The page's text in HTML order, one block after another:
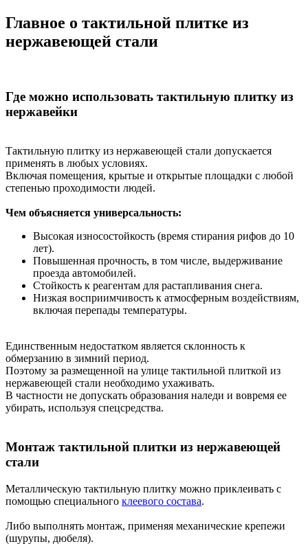
Главное о тактильной плитке из
нержавеющей стали
Где можно использовать тактильную плитку из
нержавейки
Тактильную плитку из нержавеющей стали допускается
применять в любых условиях.
Включая помещения, крытые и открытые площадки с любой
степенью проходимости людей.
Чем объясняется универсальность:
Высокая износостойкость (время стирания рифов до 10
лет).
Повышенная прочность, в том числе, выдерживание
проезда автомобилей.
Стойкость к реагентам для растапливания снега.
Низкая восприимчивость к атмосферным воздействиям,
включая перепады температуры.
Единственным недостатком является склонность к
обмерзанию в зимний период.
Поэтому за размещенной на улице тактильной плиткой из
нержавеющей стали необходимо ухаживать.
В частности не допускать образования наледи и вовремя ее
убирать, используя спецсредства.
Монтаж тактильной плитки из нержавеющей
стали
Металлическую тактильную плитку можно приклеивать с
помощью специального клеевого состава.
Либо выполнять монтаж, применяя механические крепежи
(шурупы, дюбеля).